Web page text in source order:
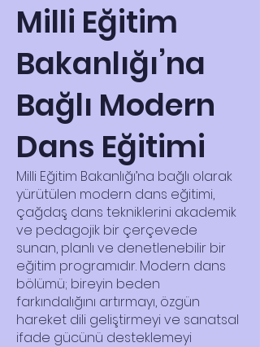
Milli Eğitim
Bakanlığı’na
Bağlı Modern
Dans Eğitimi
Milli Eğitim Bakanlığı’na bağlı olarak
yürütülen modern dans eğitimi,
çağdaş dans tekniklerini akademik
ve pedagojik bir çerçevede
sunan, planlı ve denetlenebilir bir
eğitim programıdır. Modern dans
bölümü; bireyin beden
farkındalığını artırmayı, özgün
hareket dili geliştirmeyi ve sanatsal
ifade gücünü desteklemeyi